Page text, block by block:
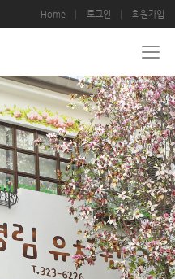
Home 로그인 회원가입